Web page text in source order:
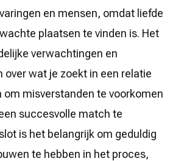
en mensen, omdat liefde
plaatsen te vinden is. Het
verwachtingen en
over wat je zoekt in een relatie
om misverstanden te voorkomen
succesvolle match te
is het belangrijk om geduldig
te hebben in het proces,